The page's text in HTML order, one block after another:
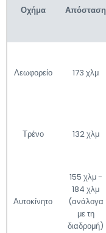
Οχήμα Απόσταση
Λεωφορείο 173 χλμ
Τρένο 132 χλμ
Αυτοκίνητο
155 χλμ -
184 χλμ
(ανάλογα
με τη
διαδρομή)